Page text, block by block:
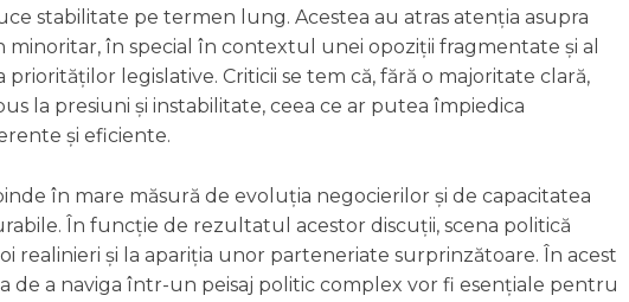
stabilitate pe termen lung. Acestea au atras atenția asupra
în special în contextul unei opoziții fragmentate și al
legislative. Criticii se tem că, fără o majoritate clară,
la presiuni și instabilitate, ceea ce ar putea împiedica
și eficiente.
în mare măsură de evoluția negocierilor și de capacitatea
În funcție de rezultatul acestor discuții, scena politică
realinieri și la apariția unor parteneriate surprinzătoare. În acest
de a naviga într-un peisaj politic complex vor fi esențiale pentru